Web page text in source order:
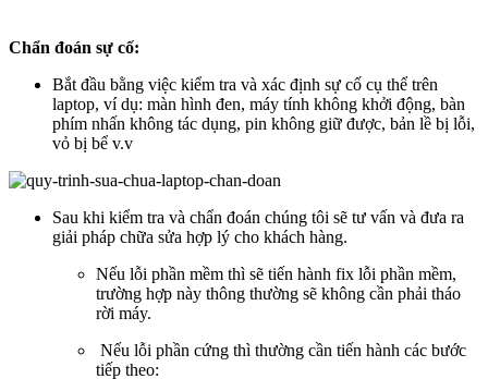
Chẩn đoán sự cố:
Bắt đầu bằng việc kiểm tra và xác định sự cố cụ thể trên
laptop, ví dụ: màn hình đen, máy tính không khởi động, bàn
phím nhấn không tác dụng, pin không giữ được, bản lề bị lỗi,
vỏ bị bể v.v
Sau khi kiểm tra và chẩn đoán chúng tôi sẽ tư vấn và đưa ra
giải pháp chữa sửa hợp lý cho khách hàng.
Nếu lỗi phần mềm thì sẽ tiến hành fix lỗi phần mềm,
trường hợp này thông thường sẽ không cần phải tháo
rời máy.
Nếu lỗi phần cứng thì thường cần tiến hành các bước
tiếp theo: